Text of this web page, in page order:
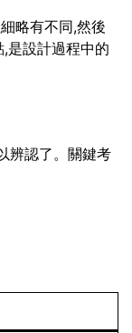
略有不同,然後
是設計過程中的
辨認了。關鍵考